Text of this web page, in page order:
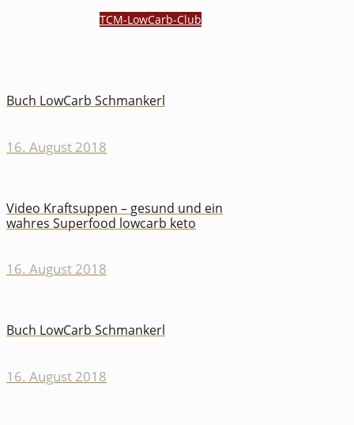
TCM-LowCarb-Club
Buch LowCarb Schmankerl
16. August 2018
Video Kraftsuppen – gesund und ein
wahres Superfood lowcarb keto
16. August 2018
Buch LowCarb Schmankerl
16. August 2018